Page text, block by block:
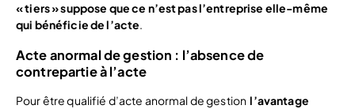
« tiers » suppose que ce n’est pas l’entreprise elle-même
qui bénéficie de l’acte.
Acte anormal de gestion : l’absence de
contrepartie à l’acte
Pour être qualifié d’acte anormal de gestion l’avantage